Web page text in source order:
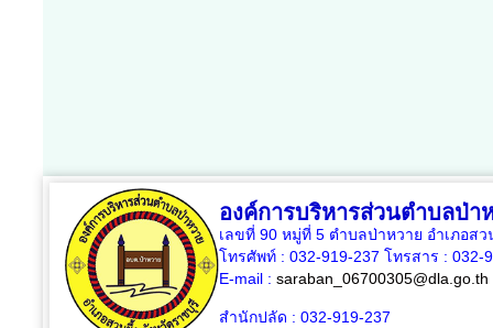
องค์การบริหารส่วนตำบลป่า
เลขที่ 90 หมู่ที่ 5 ตำบลป่าหวาย อำเภอส
โทรศัพท์ : 032-919-237 โทรสาร : 032-
E-mail : saraban_06700305@dla.go.th
สำนักปลัด : 032-919-237